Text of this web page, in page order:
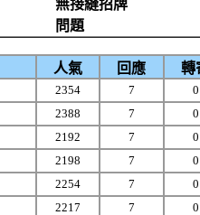
無接縫招牌
問題
人氣 回應 轉
2354 7 0
2388 7 0
2192 7 0
2198 7 0
2254 7 0
2217 7 0